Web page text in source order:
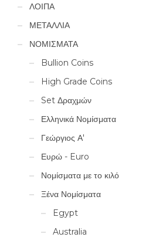
ΛΟΙΠΑ
ΜΕΤΑΛΛΙΑ
ΝΟΜΙΣΜΑΤΑ
Bullion Coins
High Grade Coins
Set Δραχμών
Ελληνικά Νομίσματα
Γεώργιος Α'
Ευρώ - Euro
Νομίσματα με το κιλό
Ξένα Νομίσματα
Egypt
Australia